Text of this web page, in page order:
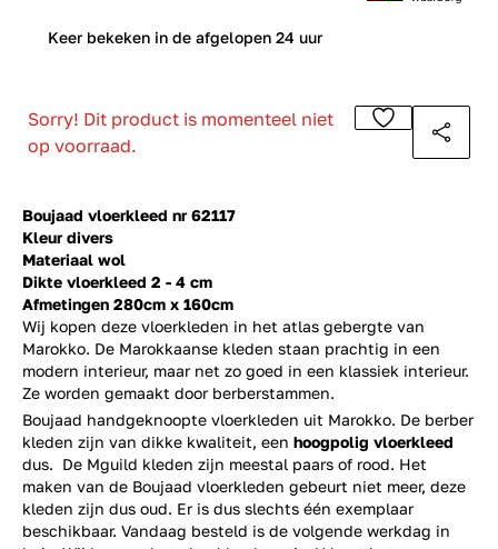
Boujaad vloerkleed nr 62117
Kleur divers
Materiaal wol
Dikte vloerkleed 2 - 4 cm
Afmetingen 280cm x 160cm
Wij kopen deze vloerkleden in het atlas gebergte van
Marokko. De Marokkaanse kleden staan prachtig in een
modern interieur, maar net zo goed in een klassiek interieur.
Ze worden gemaakt door berberstammen.
Keer bekeken in de afgelopen 24 uur
Sorry! Dit product is momenteel niet
op voorraad.
Boujaad handgeknoopte vloerkleden uit Marokko. De berber
kleden zijn van dikke kwaliteit, een hoogpolig vloerkleed
dus. De Mguild kleden zijn meestal paars of rood. Het
maken van de Boujaad vloerkleden gebeurt niet meer, deze
kleden zijn dus oud. Er is dus slechts één exemplaar
beschikbaar. Vandaag besteld is de volgende werkdag in